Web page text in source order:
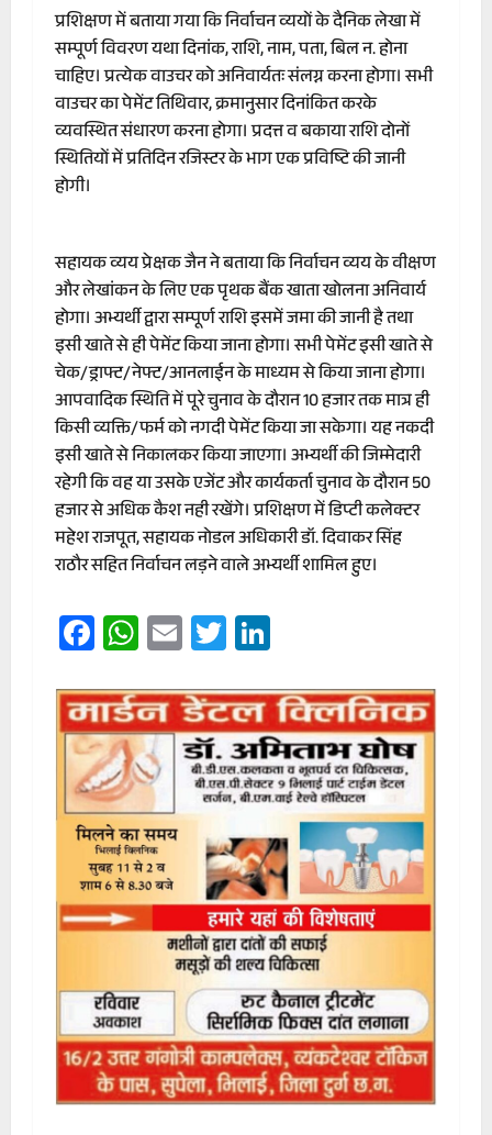
प्रशिक्षण में बताया गया कि निर्वाचन व्ययों के दैनिक लेखा में
सम्पूर्ण विवरण यथा दिनांक, राशि, नाम, पता, बिल न. होना
चाहिए। प्रत्येक वाउचर को अनिवार्यतः संलग्न करना होगा। सभी
वाउचर का पेमेंट तिथिवार, क्रमानुसार दिनांकित करके
व्यवस्थित संधारण करना होगा। प्रदत्त व बकाया राशि दोनों
स्थितियों में प्रतिदिन रजिस्टर के भाग एक प्रविष्टि की जानी
होगी।
सहायक व्यय प्रेक्षक जैन ने बताया कि निर्वाचन व्यय के वीक्षण
और लेखांकन के लिए एक पृथक बैंक खाता खोलना अनिवार्य
होगा। अभ्यर्थी द्वारा सम्पूर्ण राशि इसमें जमा की जानी है तथा
इसी खाते से ही पेमेंट किया जाना होगा। सभी पेमेंट इसी खाते से
चेक/ड्राफ्ट/नेफ्ट/आनलाईन के माध्यम से किया जाना होगा।
आपवादिक स्थिति में पूरे चुनाव के दौरान 10 हजार तक मात्र ही
किसी व्यक्ति/फर्म को नगदी पेमेंट किया जा सकेगा। यह नकदी
इसी खाते से निकालकर किया जाएगा। अभ्यर्थी की जिम्मेदारी
रहेगी कि वह या उसके एजेंट और कार्यकर्ता चुनाव के दौरान 50
हजार से अधिक कैश नही रखेंगे। प्रशिक्षण में डिप्टी कलेक्टर
महेश राजपूत, सहायक नोडल अधिकारी डॉ. दिवाकर सिंह
राठौर सहित निर्वाचन लड़ने वाले अभ्यर्थी शामिल हुए।
Facebook
WhatsApp
EmailTwitter